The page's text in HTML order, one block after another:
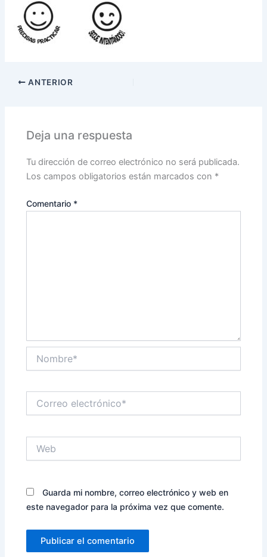
ANTERIOR
Deja una respuesta
Tu dirección de correo electrónico no será publicada.
Los campos obligatorios están marcados con *
Comentario *
electrónico*
Guarda mi nombre, correo electrónico y web en
este navegador para la próxima vez que comente.